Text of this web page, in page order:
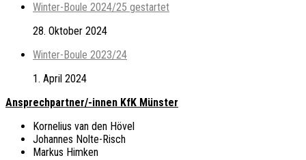
Winter-Boule 2024/25 gestartet
28. Oktober 2024
Winter-Boule 2023/24
1. April 2024
Ansprechpartner/-innen KfK Münster
Kornelius van den Hövel
Johannes Nolte-Risch
Markus Himken